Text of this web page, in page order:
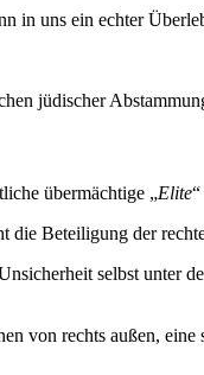
in uns ein echter
jüdischer
übermächtige „Elite
die Beteiligung der
selbst unter
von rechts außen,